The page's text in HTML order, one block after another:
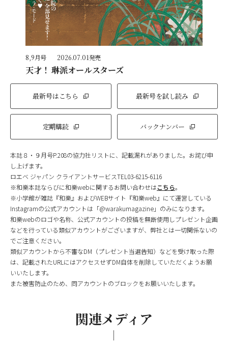
8,9月号 2026.07.01発売
天才！ 琳派オールスターズ
最新号はこちら 最新号を試し読み
定期購読 バックナンバー
本誌８・９月号P.208の協力社リストに、記載漏れがありました。お詫び申
し上げます。
ロエベ ジャパン クライアントサービスTEL03-6215-6116
※和樂本誌ならびに和樂webに関するお問い合わせはこちら。
※小学館が雑誌『和樂』およびWEBサイト『和樂web』にて運営している
Instagramの公式アカウントは「@warakumagazine」のみになります。
和樂webのロゴや名称、公式アカウントの投稿を無断使用しプレゼント企画
などを行っている類似アカウントがございますが、弊社とは一切関係ないの
でご注意ください。
類似アカウントから不審なDM（プレゼント当選告知）などを受け取った際
は、記載されたURLにはアクセスせずDM自体を削除していただくようお願
いいたします。
また被害防止のため、同アカウントのブロックをお願いいたします。
関連メディア